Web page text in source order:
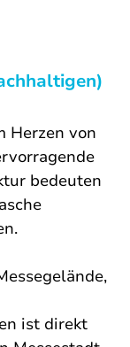
Herzen von
bedeuten
ist direkt